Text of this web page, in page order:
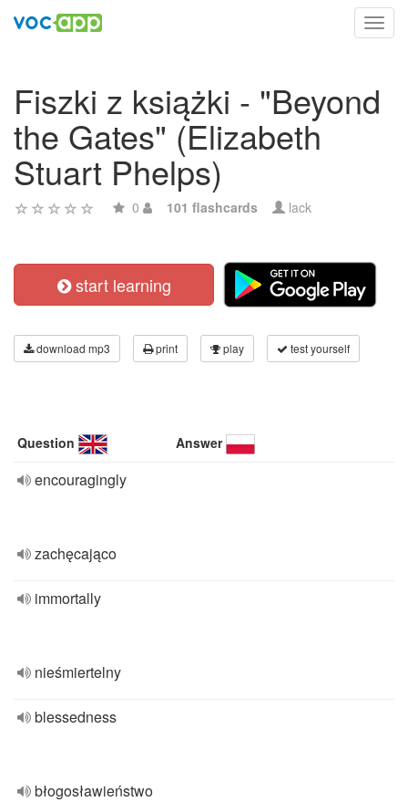
Fiszki z książki - "Beyond
the Gates" (Elizabeth
Stuart Phelps)
0 101 flashcards lack
start learning
download mp3 print play test yourself
Question Answer
encouragingly
zachęcająco
immortally
nieśmiertelny
blessedness
błogosławieństwo